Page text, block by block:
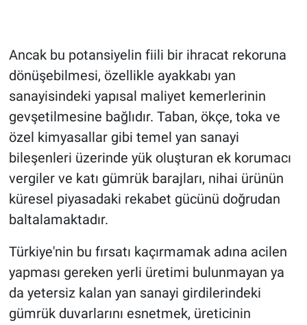
Ancak bu potansiyelin fiili bir ihracat rekoruna
dönüşebilmesi, özellikle ayakkabı yan
sanayisindeki yapısal maliyet kemerlerinin
gevşetilmesine bağlıdır. Taban, ökçe, toka ve
özel kimyasallar gibi temel yan sanayi
bileşenleri üzerinde yük oluşturan ek korumacı
vergiler ve katı gümrük barajları, nihai ürünün
küresel piyasadaki rekabet gücünü doğrudan
baltalamaktadır.
Türkiye'nin bu fırsatı kaçırmamak adına acilen
yapması gereken yerli üretimi bulunmayan ya
da yetersiz kalan yan sanayi girdilerindeki
gümrük duvarlarını esnetmek, üreticinin